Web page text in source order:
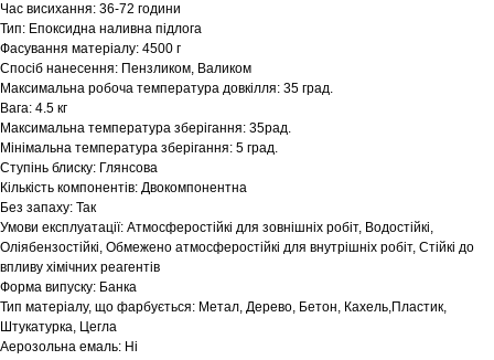
Час висихання: 36-72 години
Тип: Епоксидна наливна підлога
Фасування матеріалу: 4500 г
Спосіб нанесення: Пензликом, Валиком
Максимальна робоча температура довкілля: 35 град.
Вага: 4.5 кг
Максимальна температура зберігання: 35рад.
Мінімальна температура зберігання: 5 град.
Ступінь блиску: Глянсова
Кількість компонентів: Двокомпонентна
Без запаху: Так
Умови експлуатації: Атмосферостійкі для зовнішніх робіт, Водостійкі,
Оліябензостійкі, Обмежено атмосферостійкі для внутрішніх робіт, Стійкі до
впливу хімічних реагентів
Форма випуску: Банка
Тип матеріалу, що фарбується: Метал, Дерево, Бетон, Кахель,Пластик,
Штукатурка, Цегла
Аерозольна емаль: Ні